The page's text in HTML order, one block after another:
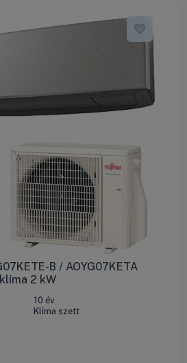
B / AOYG07KETA
2 kW
10 év
Klíma szett